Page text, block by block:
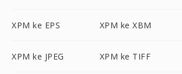
XPM ke EPS XPM ke XBM
XPM ke JPEG XPM ke TIFF